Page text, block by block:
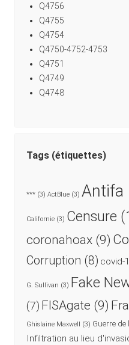
Q4756
Q4755
Q4754
Q4750-4752-4753
Q4751
Q4749
Q4748
Tags (étiquettes)
***(3) ActBlue(3) Antifa
Californie(3) Censure
coronahoax(9)
Corruption (8) covid-
G. Sullivan (3) Fake
(7) FISAgate (9)
Ghislaine Maxwell (3) Guerre
Infiltration au lieu